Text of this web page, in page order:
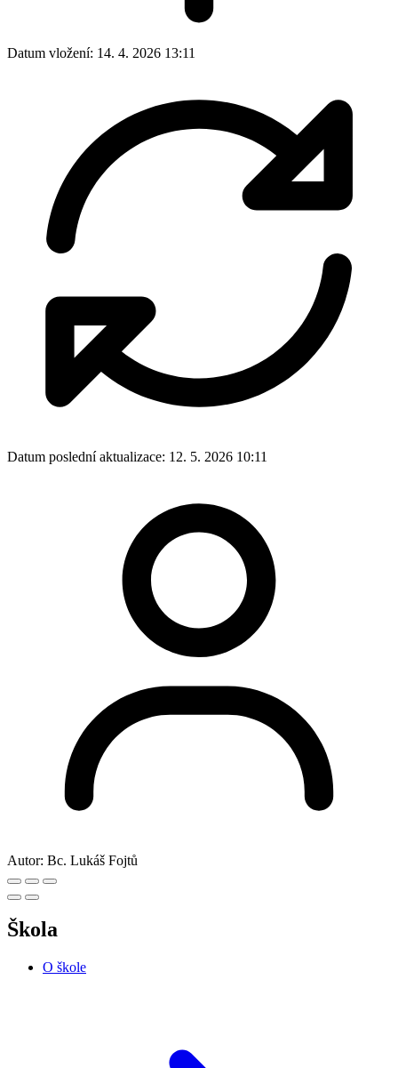
Datum vložení: 14. 4. 2026 13:11
Datum poslední aktualizace: 12. 5. 2026 10:11
Autor: Bc. Lukáš Fojtů
Škola
O škole